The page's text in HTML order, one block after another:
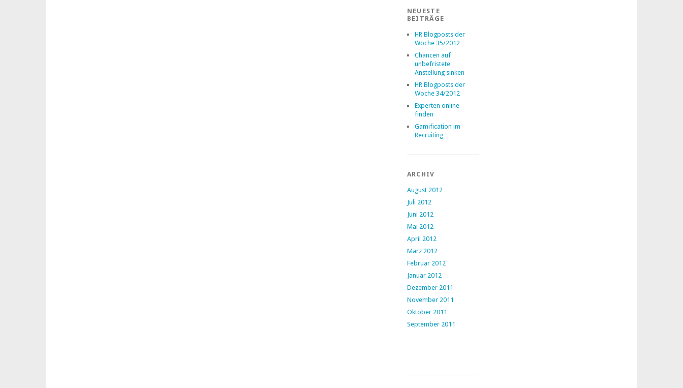
NEUESTE
BEITRÄGE
HR Blogposts der
Woche 35/2012
Chancen auf
unbefristete
Anstellung sinken
HR Blogposts der
Woche 34/2012
Experten online
finden
Gamification im
Recruiting
ARCHIV
August 2012
Juli 2012
Juni 2012
Mai 2012
April 2012
März 2012
Februar 2012
Januar 2012
Dezember 2011
November 2011
Oktober 2011
September 2011